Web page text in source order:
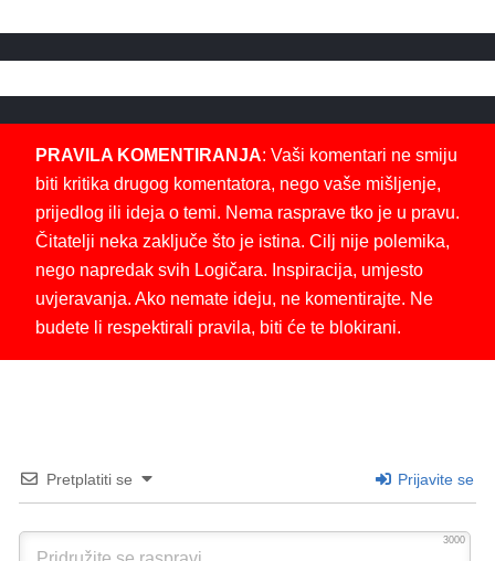
PRAVILA KOMENTIRANJA: Vaši komentari ne smiju
biti kritika drugog komentatora, nego vaše mišljenje,
prijedlog ili ideja o temi. Nema rasprave tko je u pravu.
Čitatelji neka zaključe što je istina. Cilj nije polemika,
nego napredak svih Logičara. Inspiracija, umjesto
uvjeravanja. Ako nemate ideju, ne komentirajte. Ne
budete li respektirali pravila, biti će te blokirani.
Pretplatiti se Prijavite se
3000